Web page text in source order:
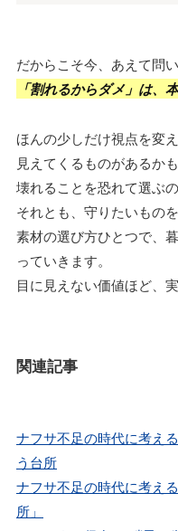
だからこそ今、あえて問い
「割れるからダメ」は、
ほんの少しだけ視点を変え
見えてくるものがあるか
壊れることを恐れて選ぶの
それとも、守りたいもの
素材の選び方ひとつで、
っていきます。
目に見えない価値ほど、
関連記事
ナフサ不足の時代に考え
う台所
ナフサ不足の時代に考え
所」